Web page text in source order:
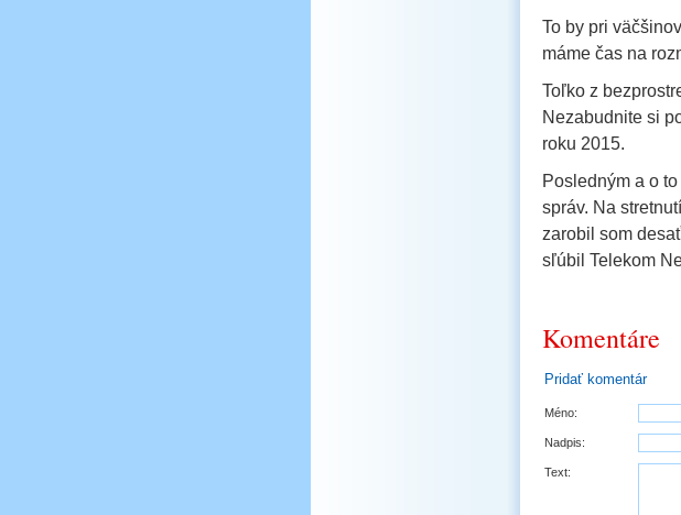
To by pri
máme čas na
Toľko z
Nezabudnite si
roku 2015.
Posledným a o
správ. Na
zarobil som
sľúbil Telekom
Komentáre
Pridať komentár
Méno:
Nadpis:
Text: